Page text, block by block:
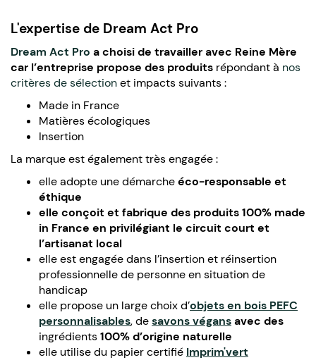
L'expertise de Dream Act Pro
Dream Act Pro a choisi de travailler avec Reine Mère
car l’entreprise propose des produits répondant à nos
critères de sélectionet impacts suivants :
Made in France
Matières écologiques
Insertion
La marque est également très engagée :
elle adopte une démarcheéco-responsable et
éthique
elle conçoit et fabrique des produits 100% made
in France en privilégiant le circuit court et
l’artisanat local
elle est engagée dans l’insertion et réinsertion
professionnelle de personne en situation de
handicap
elle propose un large choix d’objets en bois PEFC
personnalisables, desavonsvégansavec des
ingrédients100% d’origine naturelle
elle utilise du papier certifié Imprim'vert